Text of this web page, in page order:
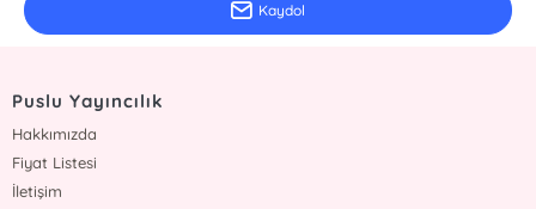
Kaydol
Puslu Yayıncılık
Hakkımızda
Fiyat Listesi
İletişim